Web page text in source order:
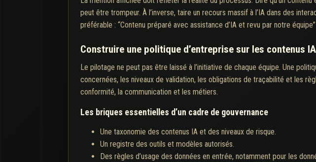
peut être trompeur. À l’inverse, taire un recours massif à l’IA dans des
préférable : “Contenu préparé avec assistance d’IA et revu par notre
Construire une politique d’entreprise sur les contenus IA
Le pilotage ne peut pas être laissé à l’initiative de chaque équipe. Une
concernées, les niveaux de validation, les obligations de traçabilité et les
conformité, la communication et les métiers.
Les briques essentielles d’un cadre de gouvernance
Une taxonomie des contenus IA et des niveaux de risque.
Un registre des outils et modèles autorisés.
Des règles d’usage des données en entrée, notamment pour les